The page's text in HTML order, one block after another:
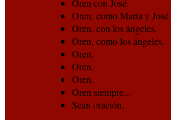
Oren con José.
Oren, como María y José.
Oren, con los ángeles.
Oren, como los ángeles.
Oren.
Oren.
Oren.
Oren siempre...
Sean oración.